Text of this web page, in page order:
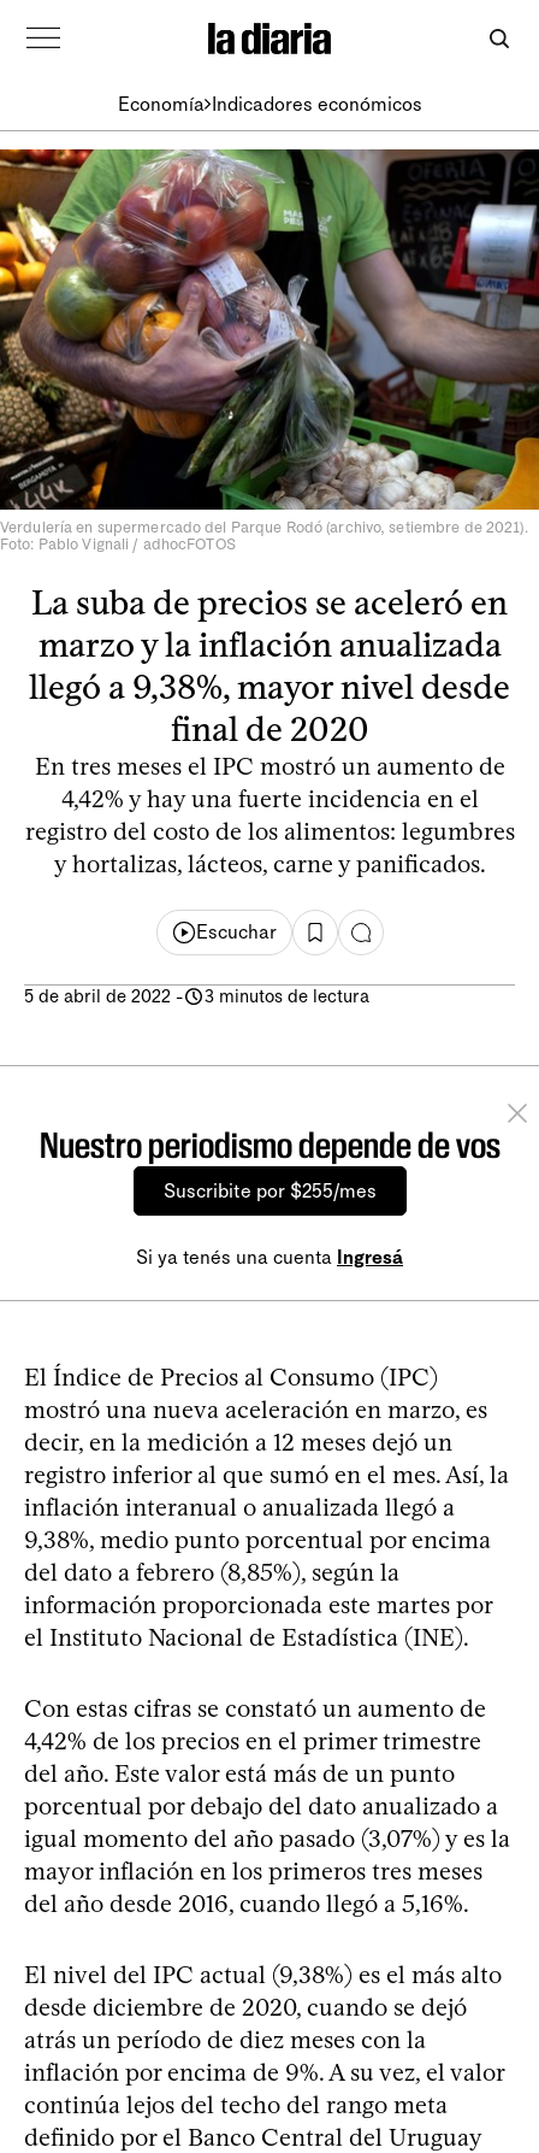
Economía Indicadores económicos
Verdulería en supermercado del Parque Rodó (archivo, setiembre de 2021).
Foto: Pablo Vignali / adhocFOTOS
La suba de precios se aceleró en
marzo y la inflación anualizada
llegó a 9,38%, mayor nivel desde
final de 2020
En tres meses el IPC mostró un aumento de
4,42% y hay una fuerte incidencia en el
registro del costo de los alimentos: legumbres
y hortalizas, lácteos, carne y panificados.
Escuchar
5 de abril de 2022 - 3 minutos de lectura
Nuestro periodismo depende de vos
Suscribite por $255/mes
Si ya tenés una cuenta Ingresá
El Índice de Precios al Consumo (IPC)
mostró una nueva aceleración en marzo, es
decir, en la medición a 12 meses dejó un
registro inferior al que sumó en el mes. Así, la
inflación interanual o anualizada llegó a
9,38%, medio punto porcentual por encima
del dato a febrero (8,85%), según la
información proporcionada este martes por
el Instituto Nacional de Estadística (INE).
Con estas cifras se constató un aumento de
4,42% de los precios en el primer trimestre
del año. Este valor está más de un punto
porcentual por debajo del dato anualizado a
igual momento del año pasado (3,07%) y es la
mayor inflación en los primeros tres meses
del año desde 2016, cuando llegó a 5,16%.
El nivel del IPC actual (9,38%) es el más alto
desde diciembre de 2020, cuando se dejó
atrás un período de diez meses con la
inflación por encima de 9%. A su vez, el valor
continúa lejos del techo del rango meta
definido por el Banco Central del Uruguay